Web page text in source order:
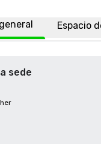
Espacio
sede